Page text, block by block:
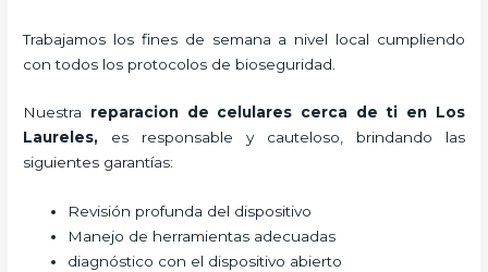
Trabajamos los fines de semana a nivel local cumpliendo
con todos los protocolos de bioseguridad.
Nuestra reparacion de celulares cerca de ti en Los
Laureles, es responsable y cauteloso, brindando las
siguientes garantías:
Revisión profunda del dispositivo
Manejo de herramientas adecuadas
diagnóstico con el dispositivo abierto